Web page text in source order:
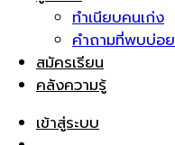
ทำเนียบคนเก่ง
คำถามที่พบบ่อย
สมัครเรียน
คลังความรู้
เข้าสู่ระบบ